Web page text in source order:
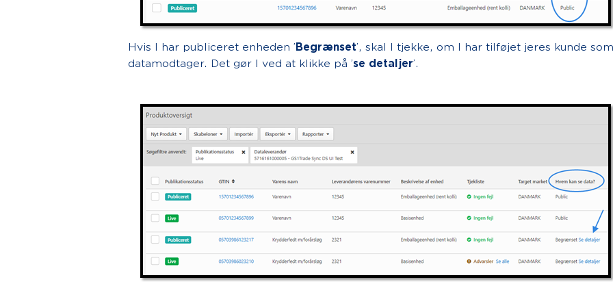
Hvis I har publiceret enheden ’ Begrænset’, skal I tjekke, om I har tilføjet jeres kunde som
datamodtager. Det gør I ved at klikke på ’se detaljer’.